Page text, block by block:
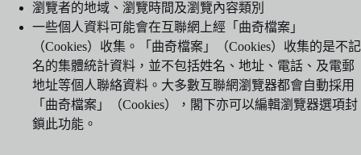
瀏覽者的地域、瀏覽時間及瀏覽內容類別
一些個人資料可能會在互聯網上經「曲奇檔案」
（Cookies）收集。「曲奇檔案」（Cookies）收集的是不記
名的集體統計資料，並不包括姓名、地址、電話、及電郵
地址等個人聯絡資料。大多數互聯網瀏覽器都會自動採用
「曲奇檔案」（Cookies），閣下亦可以編輯瀏覽器選項封
鎖此功能。